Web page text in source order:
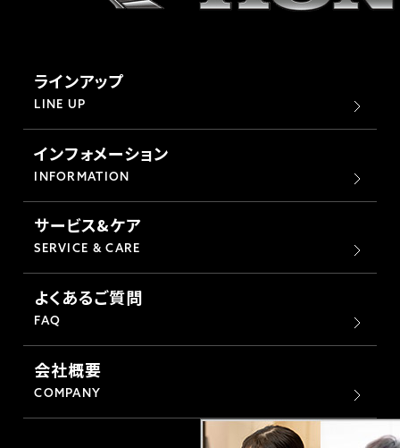
ラインアップ
LINE UP
インフォメーション
INFORMATION
サービス&ケア
SERVICE & CARE
よくあるご質問
FAQ
会社概要
COMPANY